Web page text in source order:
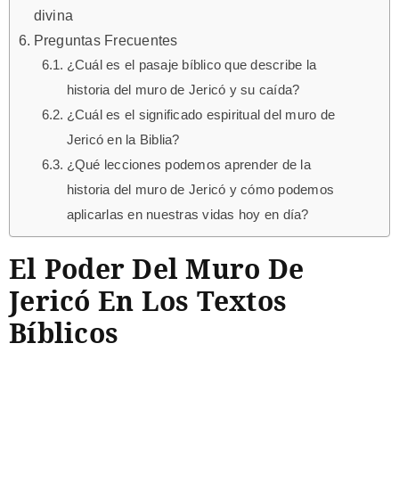
divina
Preguntas Frecuentes
¿Cuál es el pasaje bíblico que describe la
historia del muro de Jericó y su caída?
¿Cuál es el significado espiritual del muro de
Jericó en la Biblia?
¿Qué lecciones podemos aprender de la
historia del muro de Jericó y cómo podemos
aplicarlas en nuestras vidas hoy en día?
El Poder Del Muro De
Jericó En Los Textos
Bíblicos